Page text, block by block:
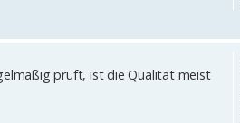
prüft, ist die Qualität meist